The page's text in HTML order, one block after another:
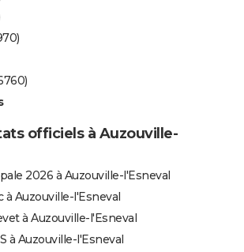
officiels à Auzouville-
2026 à Auzouville-l'Esneval
à Auzouville-l'Esneval
à Auzouville-l'Esneval
à Auzouville-l'Esneval